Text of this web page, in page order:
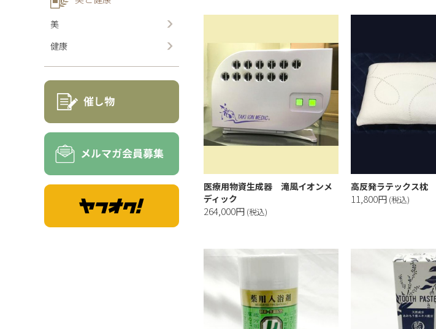
美
健康
医療用物資生成器 滝風イオンメ
ディック
264,000円 (税込)
高反発ラテックス枕
11,800円 (税込)